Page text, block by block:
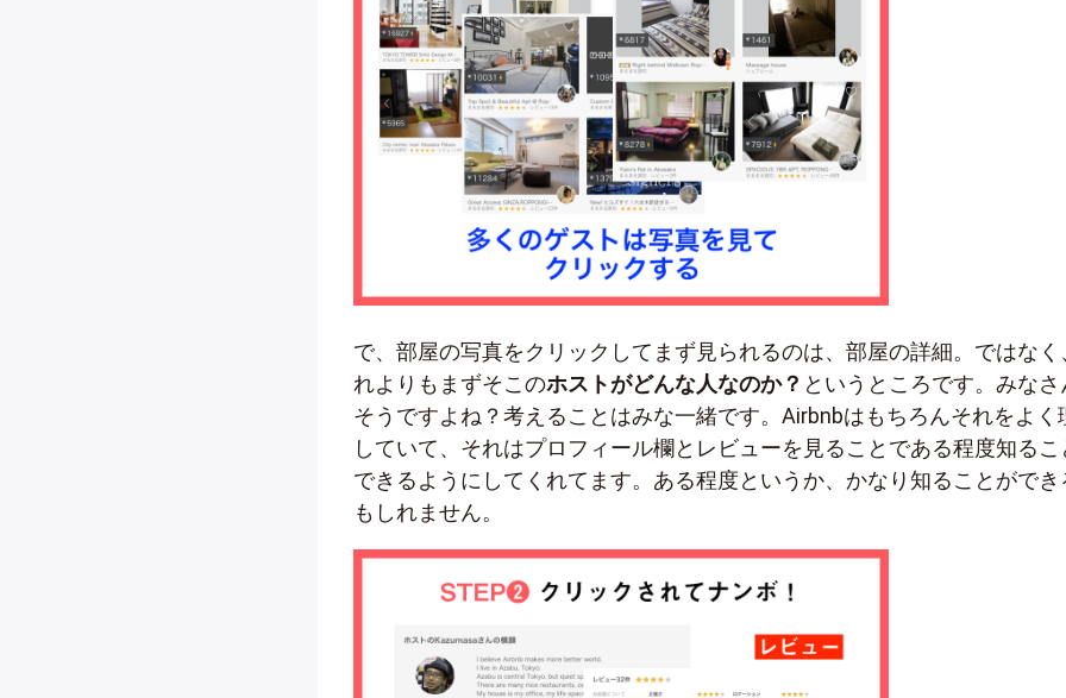
で、部屋の写真をクリックしてまず見られるのは、部屋の詳細。ではなく
れよりもまずそこのホストがどんな人なのか？ というところです。みなさ
そうですよね？考えることはみな一緒です。Airbnbはもちろんそれをよく
していて、それはプロフィール欄とレビューを見ることである程度知るこ
できるようにしてくれてます。ある程度というか、かなり知ることができ
もしれません。